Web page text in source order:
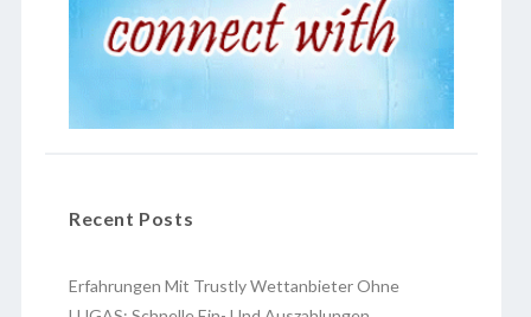
Recent Posts
Erfahrungen Mit Trustly Wettanbieter Ohne